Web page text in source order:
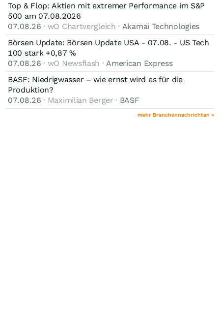
Top & Flop: Aktien mit extremer Performance im S&P
500 am 07.08.2026
07.08.26 · wO Chartvergleich · Akamai Technologies
Börsen Update: Börsen Update USA - 07.08. - US Tech
100 stark +0,87 %
07.08.26 · wO Newsflash · American Express
BASF: Niedrigwasser – wie ernst wird es für die
Produktion?
07.08.26 · Maximilian Berger · BASF
mehr Branchennachrichten »